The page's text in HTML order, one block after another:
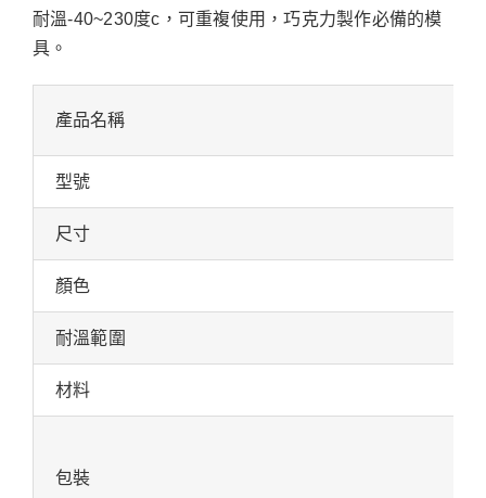
耐溫-40~230度c，可重複使用，巧克力製作必備的模
具。
產品名稱
型號
尺寸
顏色
耐溫範圍
材料
包裝